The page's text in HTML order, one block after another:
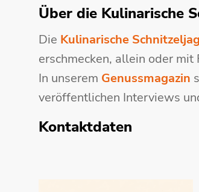
Über die Kulinarische
Die Kulinarische
erschmecken, allein oder mit
In unserem Genussmagazin
veröffentlichen Interviews
Kontaktdaten